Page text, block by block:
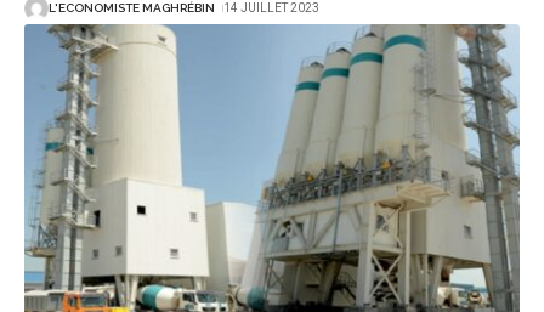
L'ECONOMISTE MAGHRÉBIN 14 JUILLET 2023